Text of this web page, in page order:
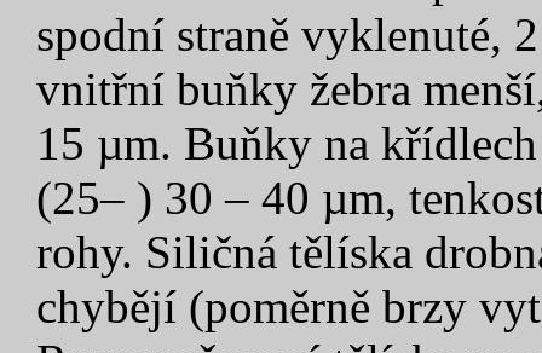
spodní straně vyklenuté,
vnitřní buňky žebra
15 µm. Buňky na
(25– ) 30 – 40 µm,
rohy. Siličná tělíska
chybějí (poměrně brzy